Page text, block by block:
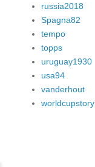
russia2018
Spagna82
tempo
topps
uruguay1930
usa94
vanderhout
worldcupstory